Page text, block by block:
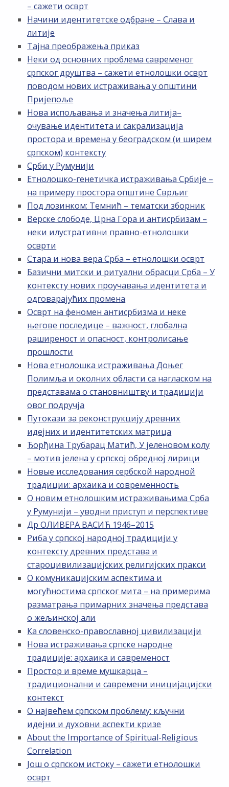
– сажети осврт
Начини идентитетске одбране – Слава и
литије
Тајна преображења приказ
Неки од основних проблема савременог
српског друштва – сажети етнолошки осврт
поводом нових истраживања у општини
Пријепоље
Нова испољавања и значења литија–
очување идентитета и сакрализација
простора и времена у београдском (и ширем
српском) контексту
Срби у Румунији
Етнолошко-генетичка истраживања Србије –
на примеру простора општине Сврљиг
Под лозинком: Темнић – тематски зборник
Верске слободе, Црна Гора и антисрбизам –
неки илустративни правно-етнолошки
осврти
Стара и нова вера Срба – етнолошки осврт
Базични митски и ритуални обрасци Срба – У
контексту нових проучавања идентитета и
одговарајућих промена
Осврт на феномен антисрбизма и неке
његове последице – важност, глобална
раширеност и опасност, контролисање
прошлости
Нова етнолошка истраживања Доњег
Полимља и околних области са нагласком на
представама о становништву и традицији
овог подручја
Путокази за реконструкцију древних
идејних и идентитетских матрица
Ђорђина Трубарац Матић, У јеленовом колу
– мотив јелена у српској обредној лирици
Новые исследования сербской народной
традиции: архаика и современность
О новим етнолошким истраживањима Срба
у Румунији – уводни приступ и перспективе
Др ОЛИВЕРА ВАСИЋ 1946–2015
Риба у српској народној традицији у
контексту древних представа и
староцивилизацијских религијских пракси
О комуникацијским аспектима и
могућностима српског мита – на примерима
разматрања примарних значења представа
о жељинској али
Ка словенско-православној цивилизацији
Нова истраживања српске народне
традиције: архаика и савременост
Простор и време мушкарца –
традиционални и савремени иницијацијски
контекст
О највећем српском проблему: кључни
идејни и духовни аспекти кризе
About the Importance of Spiritual-Religious
Correlation
Још о српском истоку – сажети етнолошки
осврт